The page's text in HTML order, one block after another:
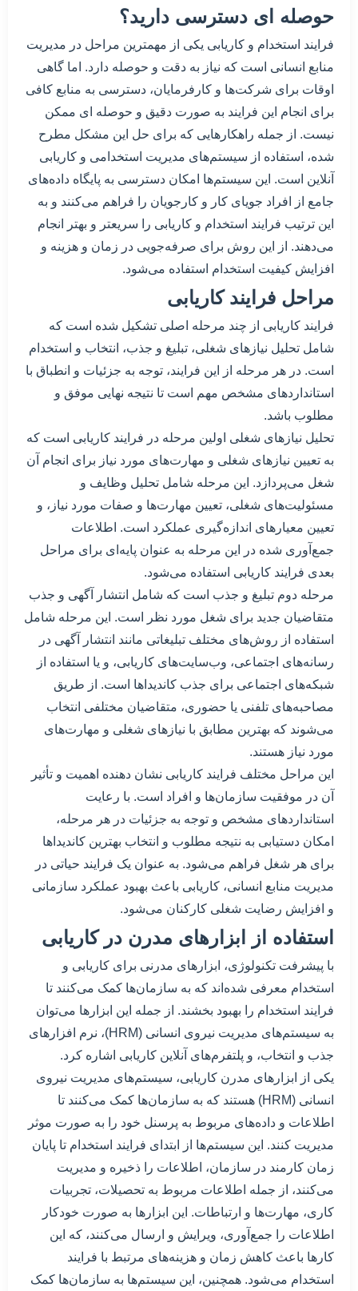
حوصله ای دسترسی دارید؟
فرایند استخدام و کاریابی یکی از مهمترین مراحل در مدیریت
منابع انسانی است که نیاز به دقت و حوصله دارد. اما گاهی
اوقات برای شرکت‌ها و کارفرمایان، دسترسی به منابع کافی
برای انجام این فرایند به صورت دقیق و حوصله ای ممکن
نیست. از جمله راهکارهایی که برای حل این مشکل مطرح
شده، استفاده از سیستم‌های مدیریت استخدامی و کاریابی
آنلاین است. این سیستم‌ها امکان دسترسی به پایگاه داده‌های
جامع از افراد جویای کار و کارجویان را فراهم می‌کنند و به
این ترتیب فرایند استخدام و کاریابی را سریعتر و بهتر انجام
می‌دهند. از این روش برای صرفه‌جویی در زمان و هزینه و
افزایش کیفیت استخدام استفاده می‌شود.
مراحل فرایند کاریابی
فرایند کاریابی از چند مرحله اصلی تشکیل شده است که
شامل تحلیل نیازهای شغلی، تبلیغ و جذب، انتخاب و استخدام
است. در هر مرحله از این فرایند، توجه به جزئیات و انطباق با
استانداردهای مشخص مهم است تا نتیجه نهایی موفق و
مطلوب باشد.
تحلیل نیازهای شغلی اولین مرحله در فرایند کاریابی است که
به تعیین نیازهای شغلی و مهارت‌های مورد نیاز برای انجام آن
شغل می‌پردازد. این مرحله شامل تحلیل وظایف و
مسئولیت‌های شغلی، تعیین مهارت‌ها و صفات مورد نیاز، و
تعیین معیارهای اندازه‌گیری عملکرد است. اطلاعات
جمع‌آوری شده در این مرحله به عنوان پایه‌ای برای مراحل
بعدی فرایند کاریابی استفاده می‌شود.
مرحله دوم تبلیغ و جذب است که شامل انتشار آگهی و جذب
متقاضیان جدید برای شغل مورد نظر است. این مرحله شامل
استفاده از روش‌های مختلف تبلیغاتی مانند انتشار آگهی در
رسانه‌های اجتماعی، وب‌سایت‌های کاریابی، و یا استفاده از
شبکه‌های اجتماعی برای جذب کاندیداها است. از طریق
مصاحبه‌های تلفنی یا حضوری، متقاضیان مختلفی انتخاب
می‌شوند که بهترین مطابق با نیازهای شغلی و مهارت‌های
مورد نیاز هستند.
این مراحل مختلف فرایند کاریابی نشان دهنده اهمیت و تأثیر
آن در موفقیت سازمان‌ها و افراد است. با رعایت
استانداردهای مشخص و توجه به جزئیات در هر مرحله،
امکان دستیابی به نتیجه مطلوب و انتخاب بهترین کاندیداها
برای هر شغل فراهم می‌شود. به عنوان یک فرایند حیاتی در
مدیریت منابع انسانی، کاریابی باعث بهبود عملکرد سازمانی
و افزایش رضایت شغلی کارکنان می‌شود.
استفاده از ابزارهای مدرن در کاریابی
با پیشرفت تکنولوژی، ابزارهای مدرنی برای کاریابی و
استخدام معرفی شده‌اند که به سازمان‌ها کمک می‌کنند تا
فرایند استخدام را بهبود بخشند. از جمله این ابزارها می‌توان
به سیستم‌های مدیریت نیروی انسانی (HRM)، نرم افزارهای
جذب و انتخاب، و پلتفرم‌های آنلاین کاریابی اشاره کرد.
یکی از ابزارهای مدرن کاریابی، سیستم‌های مدیریت نیروی
انسانی (HRM) هستند که به سازمان‌ها کمک می‌کنند تا
اطلاعات و داده‌های مربوط به پرسنل خود را به صورت موثر
مدیریت کنند. این سیستم‌ها از ابتدای فرایند استخدام تا پایان
زمان کارمند در سازمان، اطلاعات را ذخیره و مدیریت
می‌کنند، از جمله اطلاعات مربوط به تحصیلات، تجربیات
کاری، مهارت‌ها و ارتباطات. این ابزارها به صورت خودکار
اطلاعات را جمع‌آوری، ویرایش و ارسال می‌کنند، که این
کارها باعث کاهش زمان و هزینه‌های مرتبط با فرایند
استخدام می‌شود. همچنین، این سیستم‌ها به سازمان‌ها کمک